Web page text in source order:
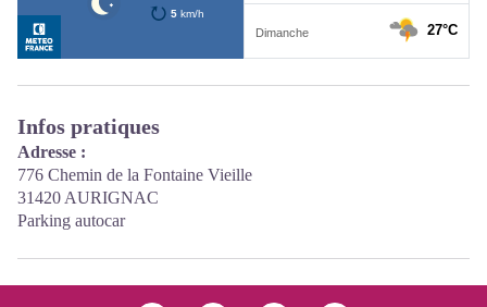
Infos pratiques
Adresse :
776 Chemin de la Fontaine Vieille
31420 AURIGNAC
Parking autocar